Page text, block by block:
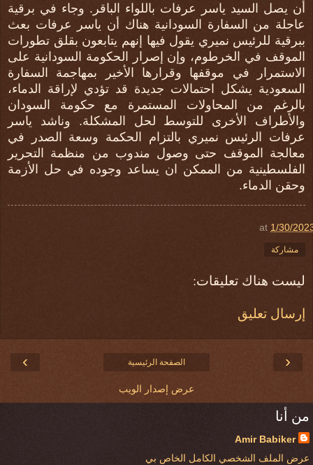
أن يصل السيد ياسر عرفات باللواء الباقر. وجاء في برقية
عاجلة من السفارة السودانية هناك أن ياسر عرفات بعث
ببرقية للرئيس نميري يقول فيها إنهم يتابعون بقلق تطورات
الموقف في الخرطوم، وإن إصرار الحكومة السودانية على
الاستمرار في موقفها وقرارها الأخير بمهاجمة السفارة
السعودية يشكل احتمالات جديدة قد تؤدي لإراقة الدماء،
بالرغم من المحاولات المستمرة مع حكومة السودان
والأطراف الأخرى للتوسط لحل المشكلة. وناشد ياسر
عرفات الرئيس نميري بالتزام الحكمة وسعة الصدر في
معالجة الموقف حتى وصول مندوب من منظمة التحرير
الفلسطينية من الممكن ان يساعد وجوده في حل الأزمة
وحقن الدماء.
at 1/30/
مشاركة
ليست هناك تعليقات:
إرسال تعليق
‹
› الصفحة الرئيسية
عرض إصدار الويب
من أنا
Amir Babiker
عرض الملف الشخصي الكامل الخاص بي